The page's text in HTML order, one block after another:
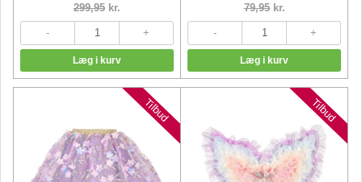
299,95 kr.
79,95kr.
Tilbud Tilbud